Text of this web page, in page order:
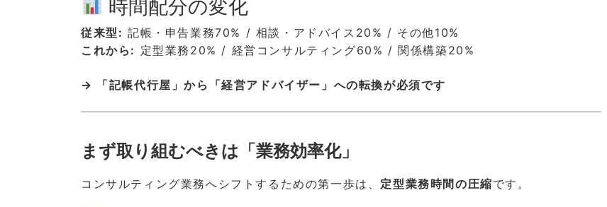
時間配分の変化
従来型: 記帳・申告業務70% / 相談・アドバイス20% / その他10%
これから: 定型業務20% / 経営コンサルティング60% / 関係構築20%
→ 「記帳代行屋」から「経営アドバイザー」への転換が必須です
まず取り組むべきは「業務効率化」
コンサルティング業務へシフトするための第一歩は、 定型業務時間の圧縮です。